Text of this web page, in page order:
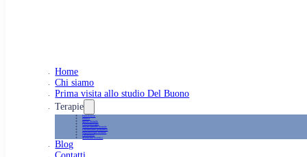
Home
Chi siamo
Prima visita allo studio Del Buono
Terapie
Endodonzia
Protesi
Igiene dentale
Parodontologia
Sbiancamento dentale
Odontoiatria pediatrica
Implantologia dentale
Ortodonzia
Medicina estetica
Blog